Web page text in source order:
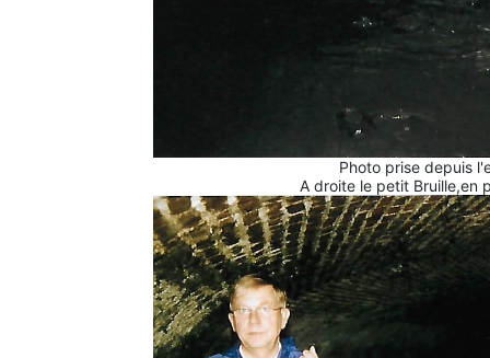
Photo prise depuis
A droite le petit Bruille,en